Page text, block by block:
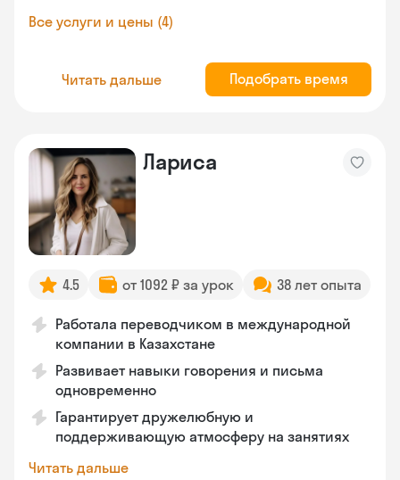
Все услуги и цены (4)
Читать дальше Подобрать время
Лариса
4.5 от 1092 ₽ за урок 38 лет опыта
Работала переводчиком в международной
компании в Казахстане
Развивает навыки говорения и письма
одновременно
Гарантирует дружелюбную и
поддерживающую атмосферу на занятиях
Читать дальше